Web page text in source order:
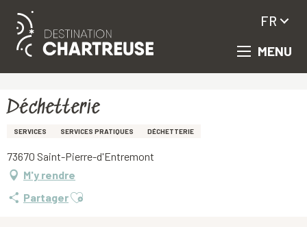
Aller
principal
MENU
FR
Déchetterie
SERVICES SERVICES PRATIQUES DÉCHETTERIE
73670 Saint-Pierre-d'Entremont
M'y rendre
PartagerAjouter aux favoris